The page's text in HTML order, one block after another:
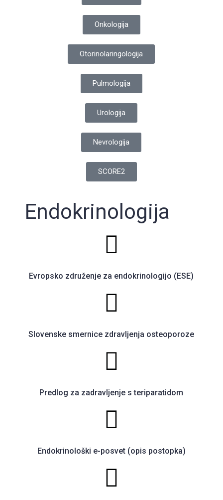
Onkologija
Otorinolaringologija
Pulmologija
Urologija
Nevrologija
SCORE2
Endokrinologija
Evropsko združenje za endokrinologijo (ESE)
Slovenske smernice zdravljenja osteoporoze
Predlog za zadravljenje s teriparatidom
Endokrinološki e-posvet (opis postopka)